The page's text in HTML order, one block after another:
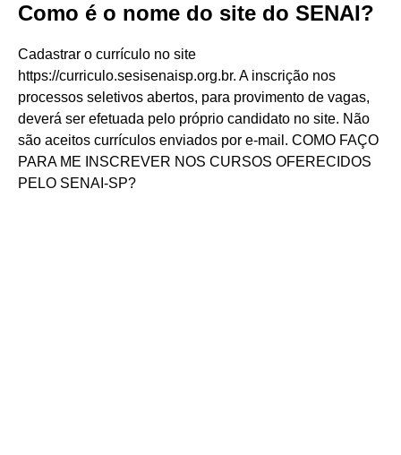
Como é o nome do site do SENAI?
Cadastrar o currículo no site
https://curriculo.sesisenaisp.org.br. A inscrição nos
processos seletivos abertos, para provimento de vagas,
deverá ser efetuada pelo próprio candidato no site. Não
são aceitos currículos enviados por e-mail. COMO FAÇO
PARA ME INSCREVER NOS CURSOS OFERECIDOS
PELO SENAI-SP?